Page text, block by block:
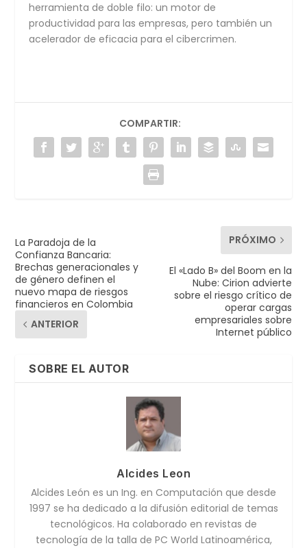
herramienta de doble filo: un motor de
productividad para las empresas, pero también un
acelerador de eficacia para el cibercrimen.
COMPARTIR:
La Paradoja de la
Confianza Bancaria:
Brechas generacionales y
de género definen el
nuevo mapa de riesgos
financieros en Colombia
ANTERIOR
PRÓXIMO
El «Lado B» del Boom en la
Nube: Cirion advierte
sobre el riesgo crítico de
operar cargas
empresariales sobre
Internet público
SOBRE EL AUTOR
Alcides Leon
Alcides León es un Ing. en Computación que desde
1997 se ha dedicado a la difusión editorial de temas
tecnológicos. Ha colaborado en revistas de
tecnología de la talla de PC World Latinoamérica,